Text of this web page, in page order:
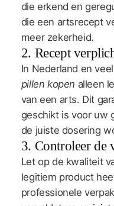
die erkend en
die een artsrecept
meer zekerheid.
2. Recept
In Nederland en
pillen kopen alleen
van een arts. Dit
geschikt is voor uw
de juiste dosering
3. Controleer de
Let op de kwaliteit
legitiem product
professionele